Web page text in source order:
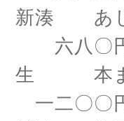
新湊 あ
六八〇
生 本
一二〇〇